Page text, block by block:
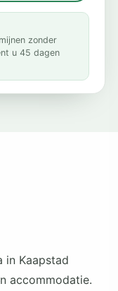
zonder
u 45 dagen
in Kaapstad
accommodatie.